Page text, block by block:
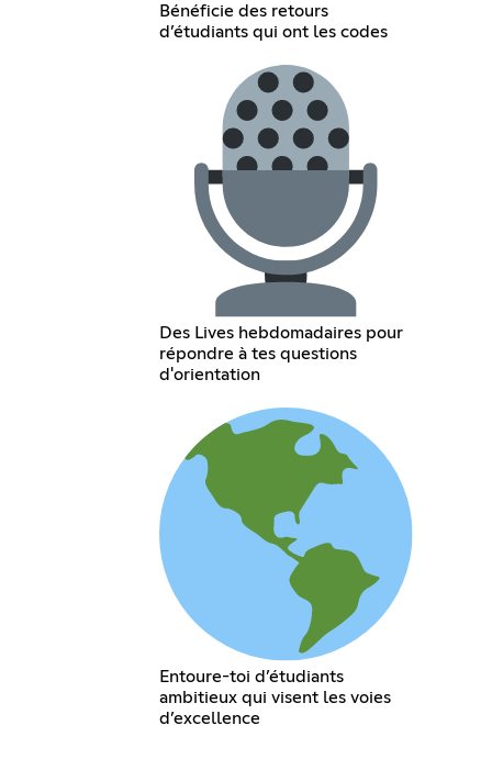
Bénéficie des retours
d’étudiants qui ont les codes
Des Lives hebdomadaires pour
répondre à tes questions
d'orientation
Entoure-toi d’étudiants
ambitieux qui visent les voies
d’excellence